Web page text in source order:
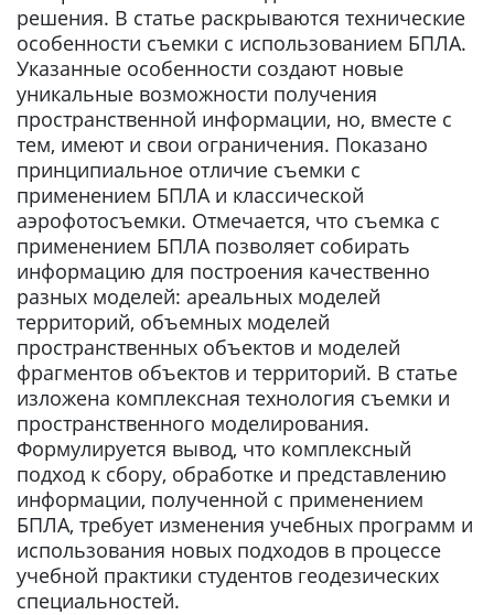
решения. В статье раскрываются технические
особенности съемки с использованием БПЛА.
Указанные особенности создают новые
уникальные возможности получения
пространственной информации, но, вместе с
тем, имеют и свои ограничения. Показано
принципиальное отличие съемки с
применением БПЛА и классической
аэрофотосъемки. Отмечается, что съемка с
применением БПЛА позволяет собирать
информацию для построения качественно
разных моделей: ареальных моделей
территорий, объемных моделей
пространственных объектов и моделей
фрагментов объектов и территорий. В статье
изложена комплексная технология съемки и
пространственного моделирования.
Формулируется вывод, что комплексный
подход к сбору, обработке и представлению
информации, полученной с применением
БПЛА, требует изменения учебных программ и
использования новых подходов в процессе
учебной практики студентов геодезических
специальностей.